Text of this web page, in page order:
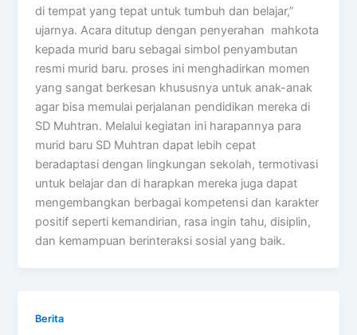
di tempat yang tepat untuk tumbuh dan belajar,”
ujarnya. Acara ditutup dengan penyerahan mahkota
kepada murid baru sebagai simbol penyambutan
resmi murid baru. proses ini menghadirkan momen
yang sangat berkesan khususnya untuk anak-anak
agar bisa memulai perjalanan pendidikan mereka di
SD Muhtran. Melalui kegiatan ini harapannya para
murid baru SD Muhtran dapat lebih cepat
beradaptasi dengan lingkungan sekolah, termotivasi
untuk belajar dan di harapkan mereka juga dapat
mengembangkan berbagai kompetensi dan karakter
positif seperti kemandirian, rasa ingin tahu, disiplin,
dan kemampuan berinteraksi sosial yang baik.
Berita